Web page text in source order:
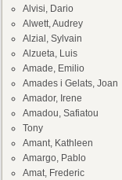
Alvisi, Dario
Alwett, Audrey
Alzial, Sylvain
Alzueta, Luis
Amade, Emilio
Amades i Gelats, Joan
Amador, Irene
Amadou, Safiatou
Tony
Amant, Kathleen
Amargo, Pablo
Amat, Frederic